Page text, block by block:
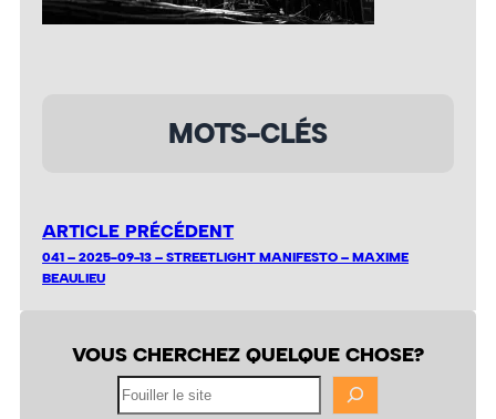
MOTS-CLÉS
ARTICLE PRÉCÉDENT
041 – 2025-09-13 – STREETLIGHT MANIFESTO – MAXIME
BEAULIEU
VOUS CHERCHEZ QUELQUE CHOSE?